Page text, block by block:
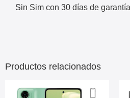
Sin Sim con 30 días de
Productos relacionados